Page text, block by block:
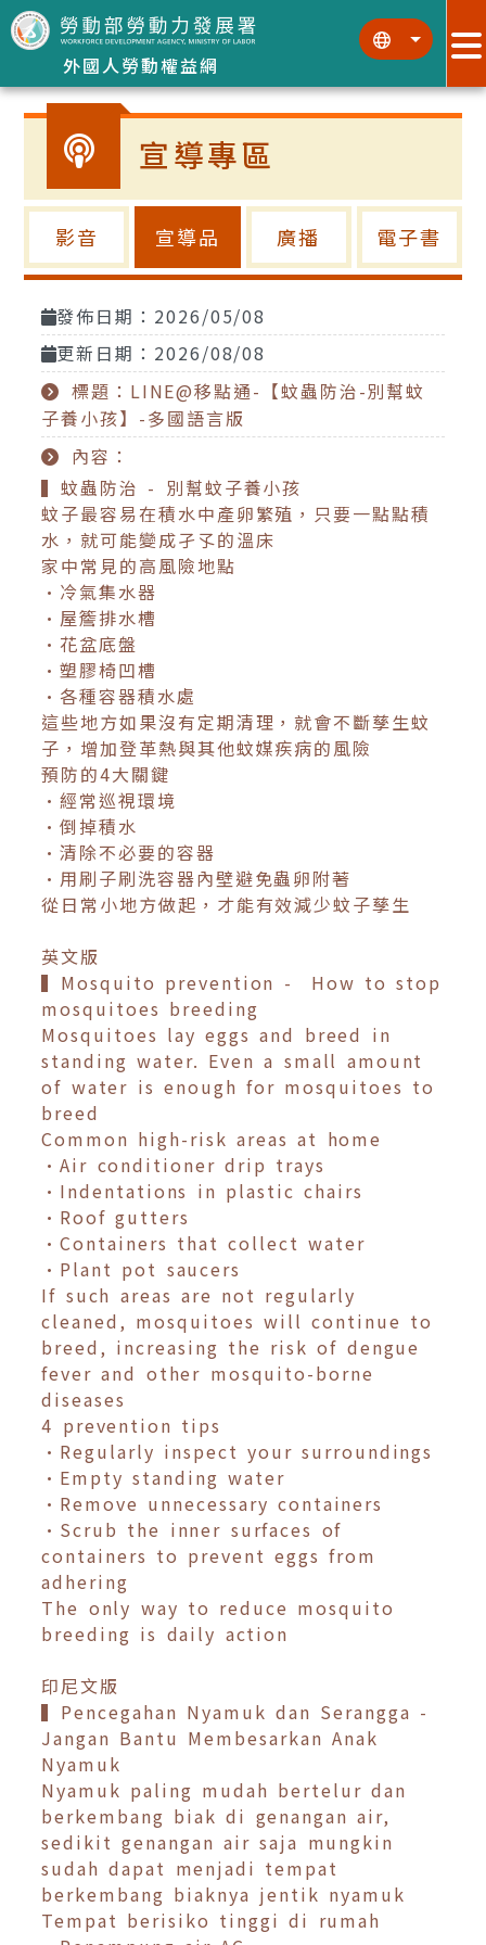
跳到主要內容區塊
外國人勞動權益網
::: :::
宣導專區
影音 宣導品 廣播 電子書
發佈日期：2026/05/08
更新日期：2026/08/08
標題：LINE@移點通-【蚊蟲防治-別幫蚊
子養小孩】-多國語言版
內容：
▍蚊蟲防治 - 別幫蚊子養小孩
蚊子最容易在積水中產卵繁殖，只要一點點積
水，就可能變成孑孓的溫床
家中常見的高風險地點
•冷氣集水器
•屋簷排水槽
•花盆底盤
•塑膠椅凹槽
•各種容器積水處
這些地方如果沒有定期清理，就會不斷孳生蚊
子，增加登革熱與其他蚊媒疾病的風險
預防的4大關鍵
•經常巡視環境
•倒掉積水
•清除不必要的容器
•用刷子刷洗容器內壁避免蟲卵附著
從日常小地方做起，才能有效減少蚊子孳生
英文版
▍Mosquito prevention - How to stop
mosquitoes breeding
Mosquitoes lay eggs and breed in
standing water. Even a small amount
of water is enough for mosquitoes to
breed
Common high-risk areas at home
•Air conditioner drip trays
•Indentations in plastic chairs
•Roof gutters
•Containers that collect water
•Plant pot saucers
If such areas are not regularly
cleaned, mosquitoes will continue to
breed, increasing the risk of dengue
fever and other mosquito-borne
diseases
4 prevention tips
•Regularly inspect your surroundings
•Empty standing water
•Remove unnecessary containers
•Scrub the inner surfaces of
containers to prevent eggs from
adhering
The only way to reduce mosquito
breeding is daily action
印尼文版
▍Pencegahan Nyamuk dan Serangga -
Jangan Bantu Membesarkan Anak
Nyamuk
Nyamuk paling mudah bertelur dan
berkembang biak di genangan air,
sedikit genangan air saja mungkin
sudah dapat menjadi tempat
berkembang biaknya jentik nyamuk
Tempat berisiko tinggi di rumah